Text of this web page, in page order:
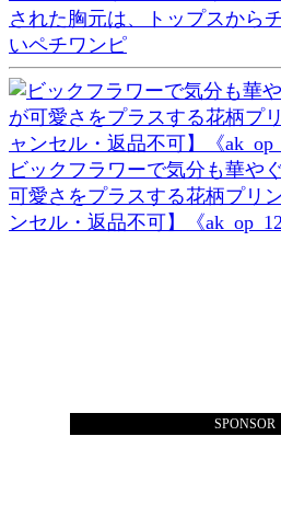
された胸元は、トップスから
いペチワンピ
ビックフラワーで気分も華や
可愛さをプラスする花柄プリ
ンセル・返品不可】《
SPONSOR